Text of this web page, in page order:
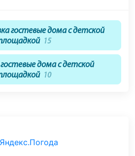
гостевые дома с детской
15
дома с детской
10